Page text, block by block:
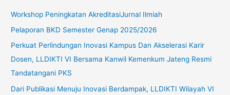
u
k
:
Workshop Peningkatan AkreditasiJurnal Ilmiah
Pelaporan BKD Semester Genap 2025/2026
Perkuat Perlindungan Inovasi Kampus Dan Akselerasi Karir
Dosen, LLDIKTI VI Bersama Kanwil Kemenkum Jateng Resmi
Tandatangani PKS
Dari Publikasi Menuju Inovasi Berdampak, LLDIKTI Wilayah VI